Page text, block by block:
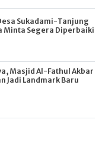
Sukadami-Tanjung
Minta Segera Diperbaiki
Masjid Al-Fathul Akbar
Jadi Landmark Baru